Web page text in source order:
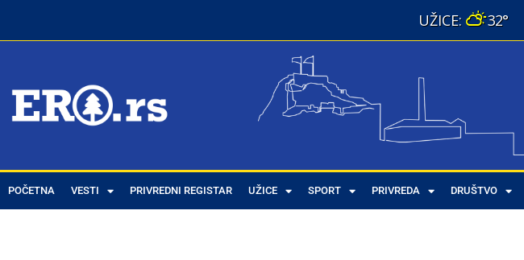
32°
POČETNA VESTI PRIVREDNI REGISTAR UŽICE SPORT PRIVREDA DRUŠTVO